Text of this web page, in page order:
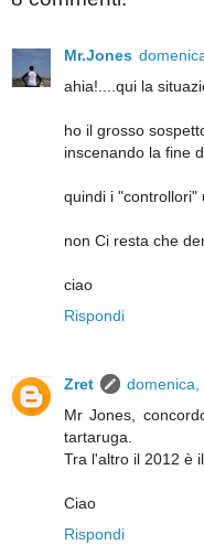
Mr.Jones
ahia!....qui la
ho il grosso
inscenando la fine
quindi i "controllori"
non Ci resta che
ciao
Rispondi
Zret
domenica,
Mr Jones,
tartaruga.
Tra l'altro il 2012 è
Ciao
Rispondi